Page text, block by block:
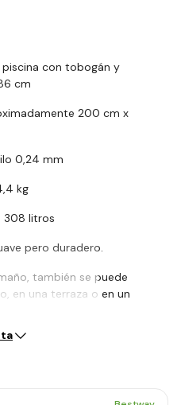
con tobogán y
cm
200 cm x
0,24 mm
kg
308 litros
pero duradero.
también se puede
en una terraza o en un